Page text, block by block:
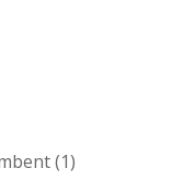
(1)